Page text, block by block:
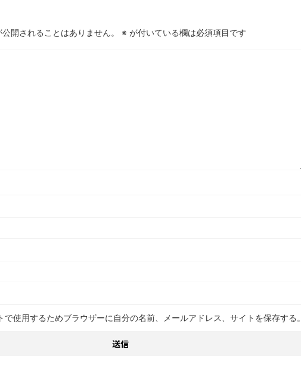
開されることはありません。 ※ が付いている欄は必須項目です
で使用するためブラウザーに自分の名前、メールアドレス、サイトを保存する。